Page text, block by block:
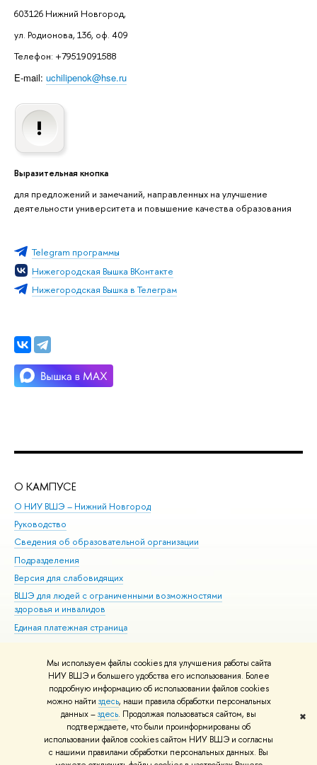
Мы используем файлы cookies для улучшения работы сайта
НИУ ВШЭ и большего удобства его использования. Более
подробную информацию об использовании файлов cookies
можно найти здесь, наши правила обработки персональных
данных –здесь. Продолжая пользоваться сайтом, вы
подтверждаете, что были проинформированы об
использовании файлов cookies сайтом НИУ ВШЭ и согласны
с нашими правилами обработки персональных данных. Вы
✖
603126 Нижний Новгород,
ул. Родионова, 136, оф. 409
Телефон: +79519091588
E-mail: uchilipenok@hse.ru
Выразительная кнопка
для предложений и замечаний, направленных на улучшение
деятельности университета и повышение качества образования
Telegram программы
Нижегородская Вышка ВКонтакте
Нижегородская Вышка в Телеграм
О КАМПУСЕ
О НИУ ВШЭ – Нижний Новгород
Руководство
Сведения об образовательной организации
Подразделения
Версия для слабовидящих
ВШЭ для людей с ограниченными возможностями
здоровья и инвалидов
Единая платежная страница
© НИУ ВШЭ 1993–2026 Адреса и контакты Условия использования
материалов Политика конфиденциальности Карта сайта